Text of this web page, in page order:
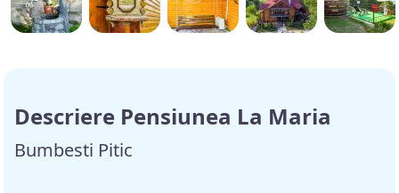
Descriere Pensiunea La Maria
Bumbesti Pitic